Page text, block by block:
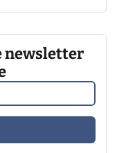
newsletter